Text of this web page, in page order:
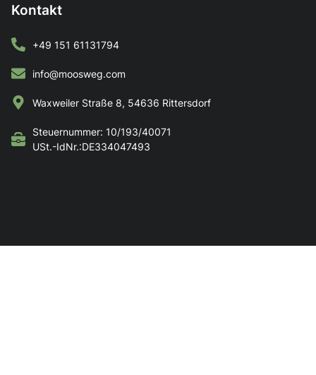
Kontakt
+49 151 61131794
info@moosweg.com
Waxweiler Straße 8, 54636 Rittersdorf
Steuernummer: 10/193/40071
USt.-IdNr.:DE334047493